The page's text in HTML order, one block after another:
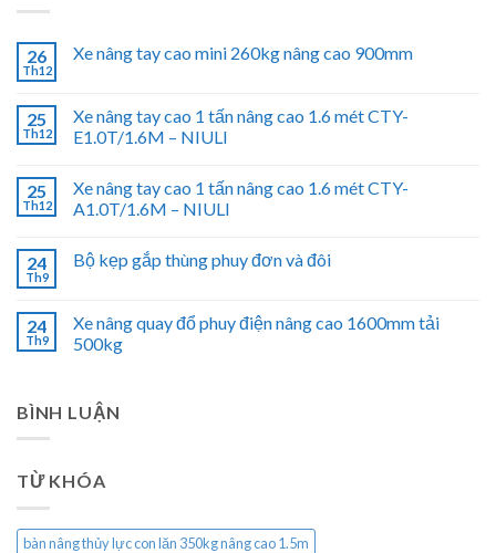
26
Th12
Xe nâng tay cao mini 260kg nâng cao 900mm
25
Th12
Xe nâng tay cao 1 tấn nâng cao 1.6 mét CTY-
E1.0T/1.6M – NIULI
25
Th12
Xe nâng tay cao 1 tấn nâng cao 1.6 mét CTY-
A1.0T/1.6M – NIULI
24
Th9
Bộ kẹp gắp thùng phuy đơn và đôi
24
Th9
Xe nâng quay đổ phuy điện nâng cao 1600mm tải
500kg
BÌNH LUẬN
TỪ KHÓA
bàn nâng thủy lực con lăn 350kg nâng cao 1.5m